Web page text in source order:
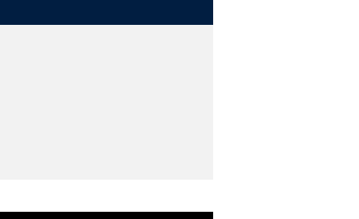
and population that accompanied
was the site of one of the earliest
a homeland for the Muslims of
of the region without tracing its
in 1947. Pippa Virdee reaches